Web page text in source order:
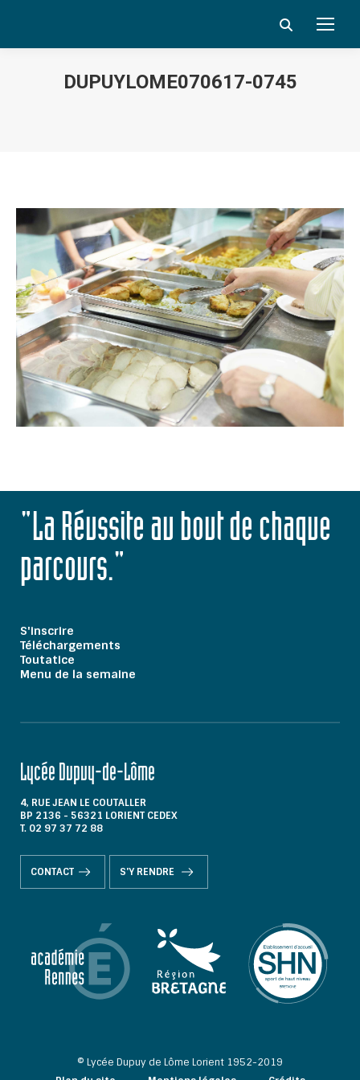
Search:
DUPUYLOME070617-0745
"La Réussite au bout de chaque
parcours."
S'inscrire
Téléchargements
Toutatice
Menu de la semaine
Lycée Dupuy-de-Lôme
4, RUE JEAN LE COUTALLER
BP 2136 - 56321 LORIENT CEDEX
T. 02 97 37 72 88
CONTACT S'Y RENDRE
© Lycée Dupuy de Lôme Lorient 1952-2019